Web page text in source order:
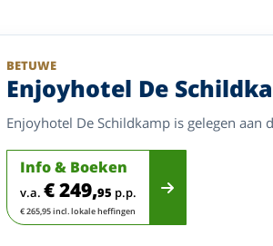
BETUWE
Enjoyhotel De
Enjoyhotel De Schildkamp is gelegen aan
Info & Boeken
v.a. € 249,95 p.p.
€ 265,95 incl. lokale heffingen